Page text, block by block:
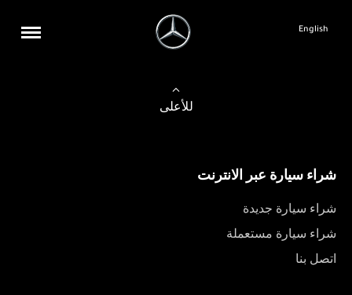
English
للأعلى
شراء سيارة عبر الانترنت
شراء سيارة جديدة
شراء سيارة مستعملة
اتصل بنا